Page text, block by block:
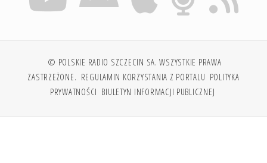
© POLSKIE RADIO SZCZECIN SA. WSZYSTKIE PRAWA
ZASTRZEŻONE. REGULAMIN KORZYSTANIA Z PORTALU POLITYKA
PRYWATNOŚCI BIULETYN INFORMACJI PUBLICZNEJ